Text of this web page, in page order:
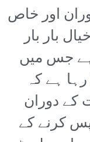
اور خاص
بار بار
ہے جس میں
ہے کہ
دوران
کرنے کے